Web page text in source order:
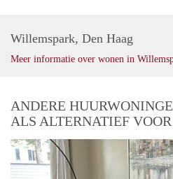
Willemspark, Den Haag
Meer informatie over wonen in
ANDERE
ALS ALTERNATIEF